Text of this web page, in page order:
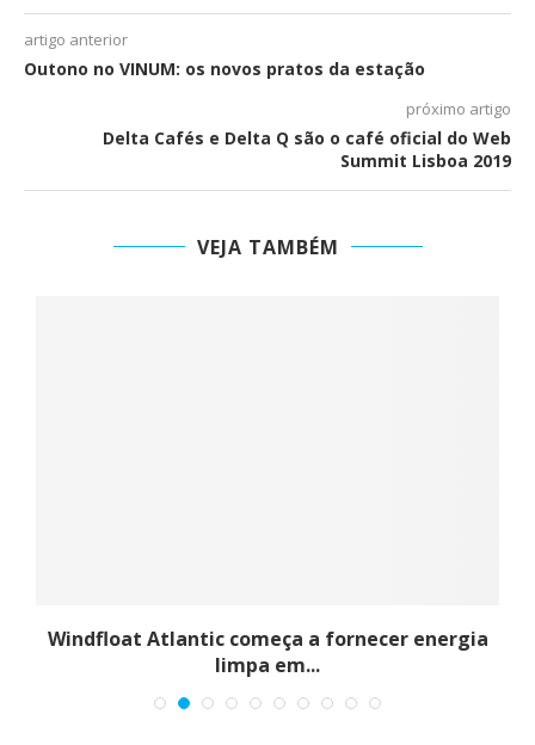
artigo anterior
Outono no VINUM: os novos pratos da estação
próximo artigo
Delta Cafés e Delta Q são o café oficial do Web
Summit Lisboa 2019
VEJA TAMBÉM
Windfloat Atlantic começa a fornecer energia
limpa em...